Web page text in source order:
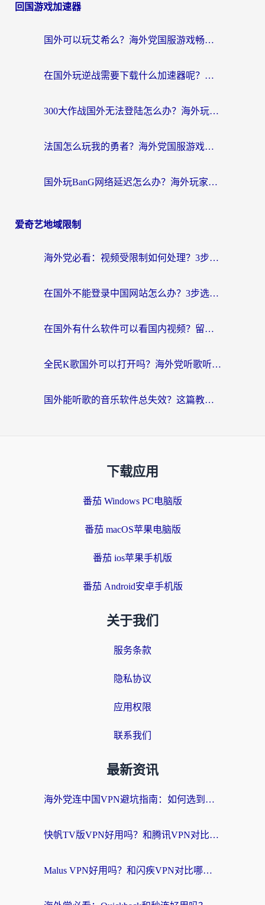
回国游戏加速器
国外可以玩艾希么？海外党国服游戏畅玩终极指南（附加速器选择秘籍）
在国外玩逆战需要下载什么加速器呢？海外党亲测有效的国服游戏加速指南
300大作战国外无法登陆怎么办？海外玩家亲测有效的解决指南
法国怎么玩我的勇者？海外党国服游戏不卡攻略，附3款热门游戏加速实测
国外玩BanG网络延迟怎么办？海外玩家亲测有效的国服游戏加速指南
爱奇艺地域限制
海外党必看：视频受限制如何处理？3步解决国内剧番“看不了”难题
在国外不能登录中国网站怎么办？3步选对回国加速器，无缝刷剧、办业务
在国外有什么软件可以看国内视频？留学生亲测的追剧救星来了
全民K歌国外可以打开吗？海外党听歌听书无限制的实用指南
国外能听歌的音乐软件总失效？这篇教你怎么在海外流畅听网易云
下载应用
番茄 Windows PC电脑版
番茄 macOS苹果电脑版
番茄 ios苹果手机版
番茄 Android安卓手机版
关于我们
服务条款
隐私协议
应用权限
联系我们
最新资讯
海外党连中国VPN避坑指南：如何选到真正能无缝刷国内资源的加速器？
快帆TV版VPN好用吗？和腾讯VPN对比哪个回国效果更好？海外党必看的真实体验指南
Malus VPN好用吗？和闪疾VPN对比哪个回国效果更好？海外华人的实用避坑指南